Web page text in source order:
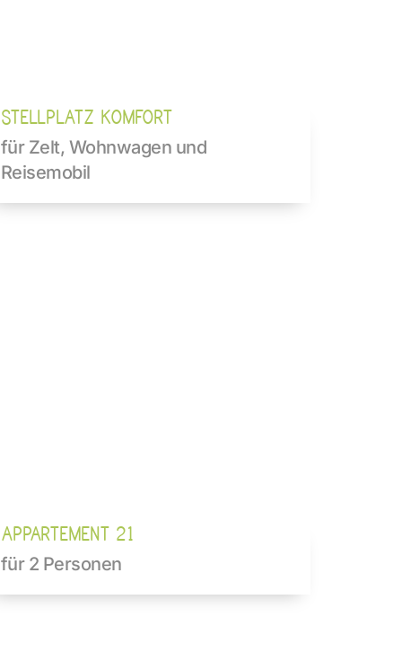
STELLPLATZ KOMFORT
für Zelt, Wohnwagen und
Reisemobil
APPARTEMENT 21
für 2 Personen